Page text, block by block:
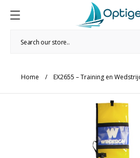
Home EX2655 – Training en